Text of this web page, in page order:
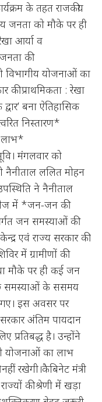
के तहत राजकीय
जनता को मौके पर ही
आर्या व
की
योजनाओं का
प्राथमिकता : रेखा
बना ऐतिहासिक
निस्तारण*
लाभ*
मंगलवार को
नैनीताल ललित मोहन
ने नैनीताल
में *जन-जन की
जन समस्याओं की
एवं राज्य सरकार की
में ग्रामीणों की
मौके पर ही कई जन
समस्याओं के ससमय
गए। इस अवसर पर
अंतिम पायदान
है। उन्होंने
योजनाओं का लाभ
रखेगी।कैबिनेट मंत्री
की श्रेणी में खड़ा